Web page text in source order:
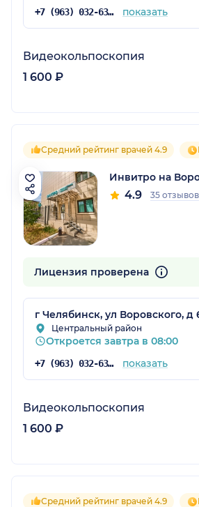
+7 (963) 032-63-92 показать
Видеокольпоскопия
1 600 ₽
Средний рейтинг врачей 4.9
Инвитро на
4.9 35 отзывов
Лицензия проверена
г Челябинск, ул Воровского, д
Центральный район
Откроется завтра в 08:00
+7 (963) 032-63-92 показать
Видеокольпоскопия
1 600 ₽
Средний рейтинг врачей 4.9